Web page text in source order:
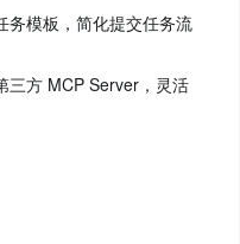
务模板，简化提交任务流
三方 MCP Server，灵活